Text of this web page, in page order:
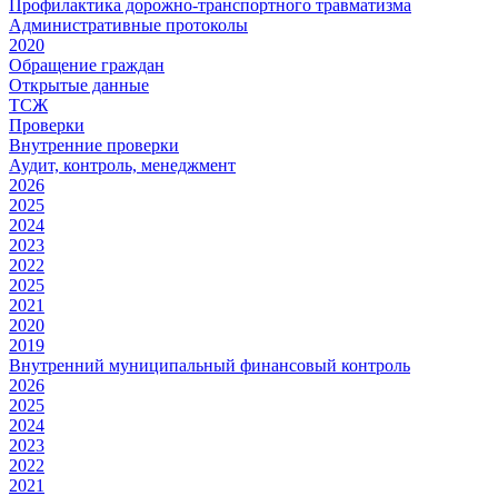
Профилактика дорожно-транспортного травматизма
Административные протоколы
2020
Обращение граждан
Открытые данные
ТСЖ
Проверки
Внутренние проверки
Аудит, контроль, менеджмент
2026
2025
2024
2023
2022
2025
2021
2020
2019
Внутренний муниципальный финансовый контроль
2026
2025
2024
2023
2022
2021